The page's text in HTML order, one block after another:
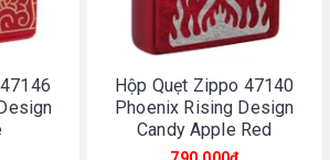
Hộp Quẹt Zippo 47140
Phoenix Rising Design
Candy Apple Red